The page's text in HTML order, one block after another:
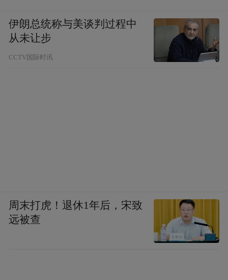
伊朗总统称与美谈判过程中
从未让步
CCTV国际时讯
周末打虎！退休1年后，宋致
远被查